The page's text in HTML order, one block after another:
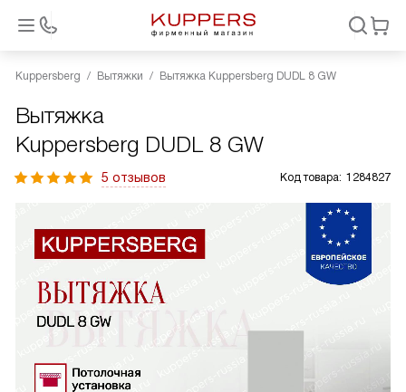
Kuppersberg Вытяжки Вытяжка Kuppersberg DUDL 8 GW
Вытяжка
Kuppersberg DUDL 8 GW
5 отзывов Код товара: 1284827